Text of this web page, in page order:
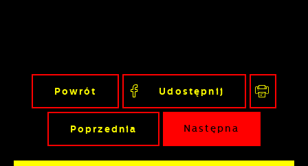
Powrót Udostępnij
Poprzednia Następna